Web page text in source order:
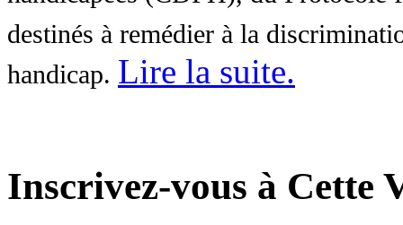
destinés à remédier à la
handicap. Lire la suite.
Inscrivez-vous à Cette